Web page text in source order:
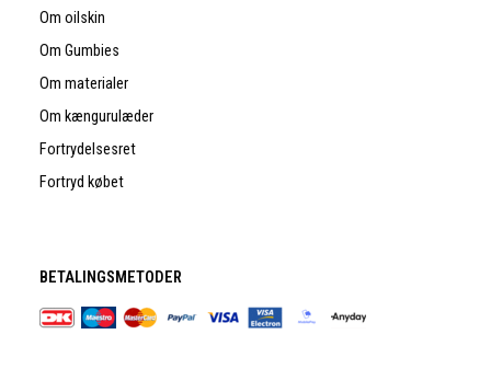
Om oilskin
Om Gumbies
Om materialer
Om kængurulæder
Fortrydelsesret
Fortryd købet
BETALINGSMETODER